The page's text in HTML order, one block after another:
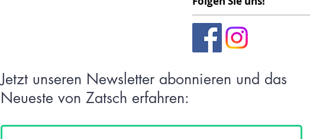
Jetzt unseren Newsletter abonnieren und das
Neueste von Zatsch erfahren: